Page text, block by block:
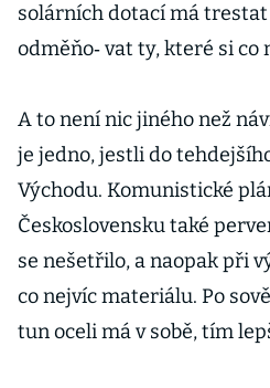
solárních dotací má
odměňo‑ vat ty, které si co
A to není nic jiného než
je jedno, jestli do
Východu. Komunistické
Československu také
se nešetřilo, a naopak při
co nejvíc materiálu. Po
tun oceli má v sobě, tím